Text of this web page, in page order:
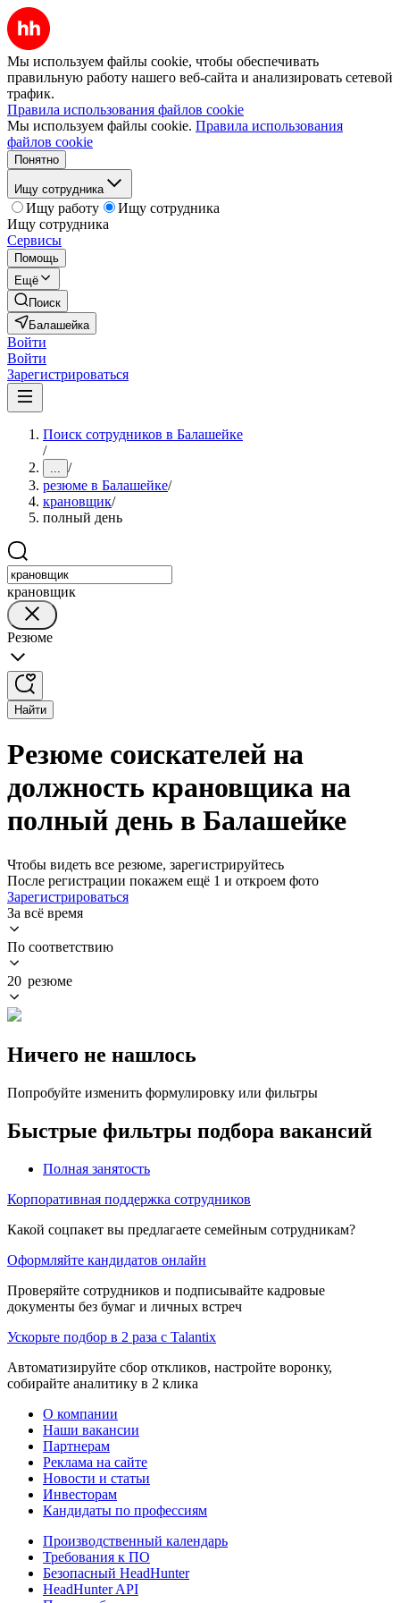
Мы используем файлы cookie, чтобы обеспечивать
правильную работу нашего веб-сайта и анализировать сетевой
трафик.
Правила использования файлов cookie
Мы используем файлы cookie. Правила использования
файлов cookie
Понятно
Ищу сотрудника
Ищу работу
Ищу сотрудника
Ищу сотрудника
Сервисы
Помощь
Ещё
Поиск
Балашейка
Войти
Войти
Зарегистрироваться
Поиск сотрудников в Балашейке
/
... /
резюме в Балашейке/
крановщик/
полный день
крановщик
Резюме
Найти
Резюме соискателей на
должность крановщика на
полный день в Балашейке
Чтобы видеть все резюме, зарегистрируйтесь
После регистрации покажем ещё 1 и откроем фото
Зарегистрироваться
За всё время
По соответствию
20 резюме
Ничего не нашлось
Попробуйте изменить формулировку или фильтры
Быстрые фильтры подбора вакансий
Полная занятость
Корпоративная поддержка сотрудников
Какой соцпакет вы предлагаете семейным сотрудникам?
Оформляйте кандидатов онлайн
Проверяйте сотрудников и подписывайте кадровые
документы без бумаг и личных встреч
Ускорьте подбор в 2 раза с Talantix
Автоматизируйте сбор откликов, настройте воронку,
собирайте аналитику в 2 клика
О компании
Наши вакансии
Партнерам
Реклама на сайте
Новости и статьи
Инвесторам
Кандидаты по профессиям
Производственный календарь
Требования к ПО
Безопасный HeadHunter
HeadHunter API